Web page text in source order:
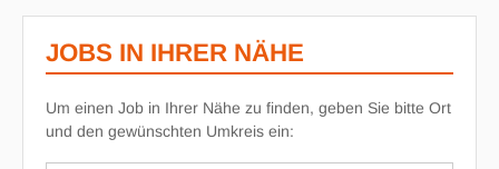
JOBS IN IHRER NÄHE
Um einen Job in Ihrer Nähe zu finden, geben Sie bitte Ort
und den gewünschten Umkreis ein: